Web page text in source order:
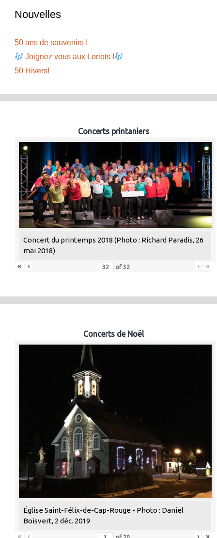
Nouvelles
50 ans de souvenirs !
Joignez vous aux Loriots !
50 Hivers!
Concerts printaniers
Concert du printemps 2018 (Photo : Richard Paradis, 26
mai 2018)
«
‹ of 32 › »
Concerts de Noël
Église Saint-Félix-de-Cap-Rouge - Photo : Daniel
Boisvert, 2 déc. 2019
«
‹ › »